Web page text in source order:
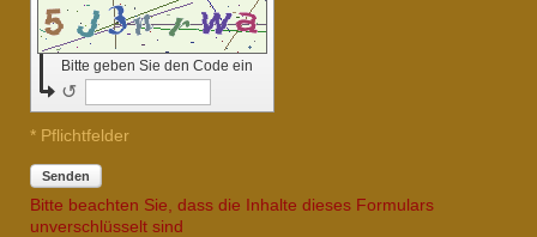
Bitte geben Sie den Code ein
↺
* Pflichtfelder
Senden
Bitte beachten Sie, dass die Inhalte dieses Formulars
unverschlüsselt sind